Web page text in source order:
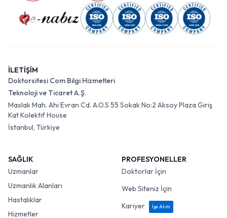
İLETİŞİM
Doktorsitesi Com Bilgi Hizmetleri
Teknoloji ve Ticaret A.Ş.
Maslak Mah. Ahi Evran Cd. A.O.S 55 Sokak No:2 Aksoy Plaza Giriş
Kat Kolektif House
İstanbul, Türkiye
SAĞLIK
Uzmanlar
Uzmanlık Alanları
Hastalıklar
Hizmetler
PROFESYONELLER
Doktorlar İçin
Web Siteniz İçin
Kariyer
İşe Alım